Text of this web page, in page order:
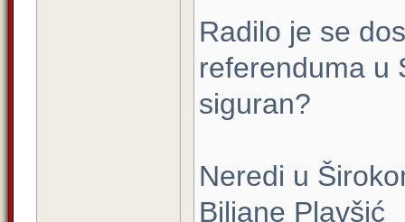
Radilo je se
referenduma u
siguran?
Neredi u
Biljane Plavšić